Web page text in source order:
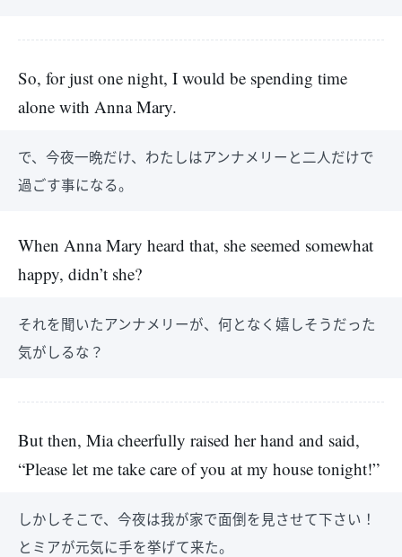
So, for just one night, I would be spending time
alone with Anna Mary.
で、今夜一晩だけ、わたしはアンナメリーと二人だけで
過ごす事になる。
When Anna Mary heard that, she seemed somewhat
happy, didn’t she?
それを聞いたアンナメリーが、何となく嬉しそうだった
気がしるな？
But then, Mia cheerfully raised her hand and said,
“Please let me take care of you at my house tonight!”
しかしそこで、今夜は我が家で面倒を見させて下さい！
とミアが元気に手を挙げて来た。